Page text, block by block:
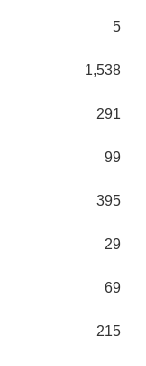
5
1,538
291
99
395
29
69
215